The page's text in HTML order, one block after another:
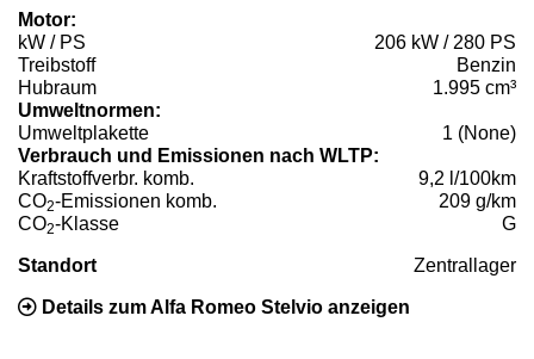
Motor:
kW / PS
206 kW / 280 PS
Treibstoff
Benzin
Hubraum
1.995 cm³
Umweltnormen:
Umweltplakette
1 (None)
Verbrauch und Emissionen nach WLTP:
Kraftstoffverbr. komb.
9,2 l/100km
CO2-Emissionen komb.
209 g/km
CO2-Klasse G
Standort Zentrallager
Details zum Alfa Romeo Stelvio anzeigen